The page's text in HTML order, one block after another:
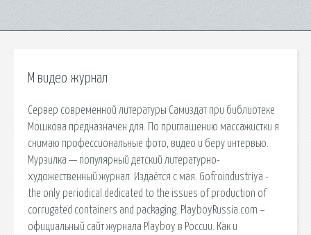
М видео журнал
Сервер современной литературы Самиздат при библиотеке
Мошкова предназначен для. По приглашению массажистки я
снимаю профессиональные фото, видео и беру интервью.
Мурзилка — популярный детский литературно-
художественный журнал. Издаётся с мая. Gofroindustriya -
the only periodical dedicated to the issues of production of
corrugated containers and packaging. PlayboyRussia.com –
официальный сайт журнала Playboy в России. Как и